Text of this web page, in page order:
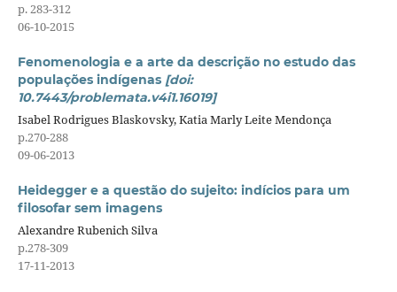
p. 283-312
06-10-2015
Fenomenologia e a arte da descrição no estudo das
populações indígenas [doi:
10.7443/problemata.v4i1.16019]
Isabel Rodrigues Blaskovsky, Katia Marly Leite Mendonça
p.270-288
09-06-2013
Heidegger e a questão do sujeito: indícios para um
filosofar sem imagens
Alexandre Rubenich Silva
p.278-309
17-11-2013